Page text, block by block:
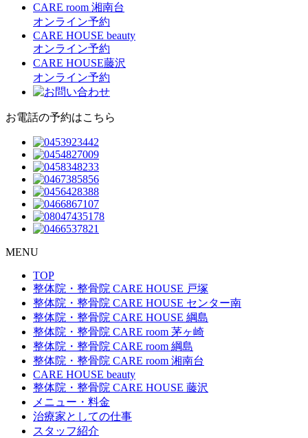
CARE room 湘南台
オンライン予約
CARE HOUSE beauty
オンライン予約
CARE HOUSE藤沢
オンライン予約
お電話の予約はこちら
MENU
TOP
整体院・整骨院 CARE HOUSE 戸塚
整体院・整骨院 CARE HOUSE センター南
整体院・整骨院 CARE HOUSE 綱島
整体院・整骨院 CARE room 茅ヶ崎
整体院・整骨院 CARE room 綱島
整体院・整骨院 CARE room 湘南台
CARE HOUSE beauty
整体院・整骨院 CARE HOUSE 藤沢
メニュー・料金
治療家としての仕事
スタッフ紹介